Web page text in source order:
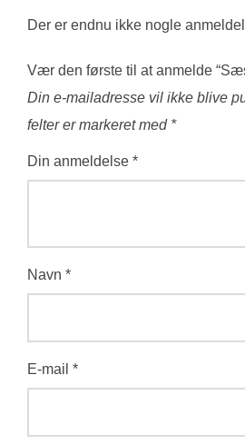
Der er endnu ikke nogle
Vær den første til at anmelde
Din e-mailadresse vil ikke blive
felter er markeret med *
Din anmeldelse *
Navn *
E-mail *